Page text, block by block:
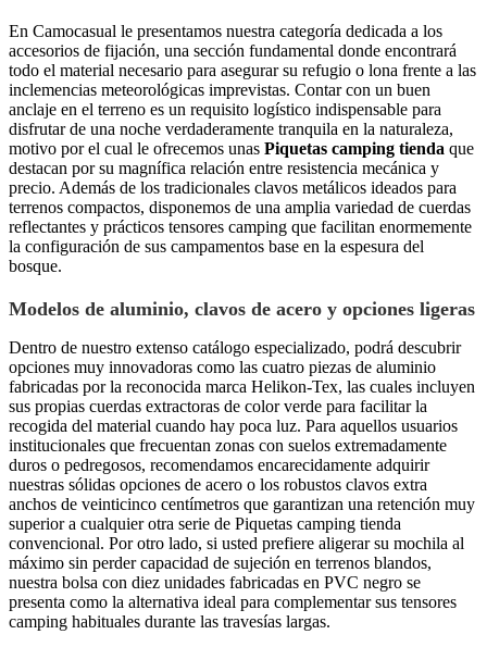
En Camocasual le presentamos nuestra categoría dedicada a los
accesorios de fijación, una sección fundamental donde encontrará
todo el material necesario para asegurar su refugio o lona frente a las
inclemencias meteorológicas imprevistas. Contar con un buen
anclaje en el terreno es un requisito logístico indispensable para
disfrutar de una noche verdaderamente tranquila en la naturaleza,
motivo por el cual le ofrecemos unas Piquetas camping tienda que
destacan por su magnífica relación entre resistencia mecánica y
precio. Además de los tradicionales clavos metálicos ideados para
terrenos compactos, disponemos de una amplia variedad de cuerdas
reflectantes y prácticos tensores camping que facilitan enormemente
la configuración de sus campamentos base en la espesura del
bosque.
Modelos de aluminio, clavos de acero y opciones ligeras
Dentro de nuestro extenso catálogo especializado, podrá descubrir
opciones muy innovadoras como las cuatro piezas de aluminio
fabricadas por la reconocida marca Helikon-Tex, las cuales incluyen
sus propias cuerdas extractoras de color verde para facilitar la
recogida del material cuando hay poca luz. Para aquellos usuarios
institucionales que frecuentan zonas con suelos extremadamente
duros o pedregosos, recomendamos encarecidamente adquirir
nuestras sólidas opciones de acero o los robustos clavos extra
anchos de veinticinco centímetros que garantizan una retención muy
superior a cualquier otra serie de Piquetas camping tienda
convencional. Por otro lado, si usted prefiere aligerar su mochila al
máximo sin perder capacidad de sujeción en terrenos blandos,
nuestra bolsa con diez unidades fabricadas en PVC negro se
presenta como la alternativa ideal para complementar sus tensores
camping habituales durante las travesías largas.